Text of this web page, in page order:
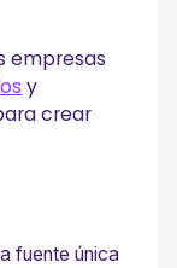
empresas
y
crear
fuente única